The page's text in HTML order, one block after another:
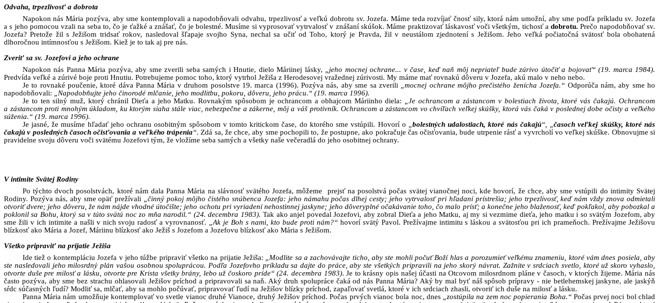
Odvaha, trpezlivosť a dobrota
Napokon nás Mária pozýva, aby sme kontemplovali a napodobňovali odvahu, trpezlivosť a veľkú dobrotu sv. Jozefa. Máme teda rozvíjať čnosť sily, ktorá nám umožní, aby sme podľa príkladu sv. Jozefa
a s jeho pomocou vzali na seba to, čo je ťažké a znášať, čo je bolestné. Musíme si vyprosovať vytrvalosť v znášaní skúšok. Máme praktizovať láskavosť voči všetkým, tichosť adobrotu.Prečo napodobňovať sv.
Jozefa? Pretože žil s Ježišom tridsať rokov, nasledoval šľapaje svojho Syna, nechal sa učiť od Toho, ktorý je Pravda, žil v neustálom zjednotení s Ježišom. Jeho veľká počiatočná svätosť bola obohatená
dlhoročnou intímnosťou s Ježišom. Kiež je to tak aj pre nás.
Zveriť sa sv. Jozefovi a jeho ochrane
Napokon nás Panna Mária pozýva, aby sme zverili seba samých i Hnutie, dielo Máriinej lásky, „jeho mocnej ochrane... v čase, keď naň môj nepriateľ bude zúrivo útočiť a bojovať“ (19. marca 1984).
Predvída veľké a zúrivé boje proti Hnutiu. Potrebujeme pomoc toho, ktorý vytrhol Ježiša z Herodesovej vražednej zúrivosti. My máme mať rovnakú dôveru v Jozefa, akú malo v neho nebo.
Je to rovnaké poučenie, ktoré dáva Panna Mária v druhom posolstve 19. marca (1996). Pozýva nás, aby sme sa zverili „mocnej ochrane môjho prečistého ženícha Jozefa.“ Odporúča nám, aby sme ho
napodobňovali: „Napodobňujte jeho činorodé mlčanie, jeho modlitbu, pokoru, dôveru, jeho prácu.“ (19. marca 1996).
Je to ten silný muž, ktorý chránil Dieťa a jeho Matku. Rovnakým spôsobom je ochrancom a obhajcom Máriinho diela: „Je ochrancom a zástancom v bolestiach života, ktoré vás čakajú. Ochrancom
a zástancom proti mnohým úkladom, ku ktorým siaha stále viac, nebezpečne a zákerne, môj a váš protivník. Ochrancom a zástancom vo chvíľach veľkej skúšky, ktorá vás čaká v poslednej dobe očisty a veľkého
súženia.“ (19. marca 1996).
Je jasné, že musíme hľadať jeho ochranu osobitným spôsobom v tomto kritickom čase, do ktorého sme vstúpili. Hovorí o „bolestných udalostiach, ktoré nás čakajú“, „časoch veľkej skúšky, ktoré nás
čakajú v posledných časoch očisťovania a veľkého trápenia“. Zdá sa, že chce, aby sme pochopili to, že postupne, ako pokračuje čas očisťovania, bude utrpenie rásť a vyvrcholí vo veľkej skúške. Obnovujme si
pravidelne svoju dôveru voči svätému Jozefovi tým, že vložíme seba samých a všetky naše večeradlá do jeho osobitnej ochrany.
V intimite Svätej Rodiny
Po týchto dvoch posolstvách, ktoré nám dala Panna Mária na slávnosť svätého Jozefa, môžeme prejsť na posolstvá počas svätej vianočnej noci, kde hovorí, že chce, aby sme vstúpili do intimity Svätej
Rodiny. Pozýva nás, aby sme opäť prežívali „činný pokoj môjho čistého snúbenca Jozefa: jeho námahu počas dlhej cesty; jeho vytrvalosť pri hľadaní prístrešia; jeho trpezlivosť, keď nám vždy znova odmietali
otvoriť dvere; jeho dôveru, že nám nájde vhodné útočište; jeho ochotu pri vyriadení nehostinnej jaskyne; jeho dôveryplné očakávanie toho, čo malo prísť; a konečne jeho blaženosť, keď pokľakol, aby pobozkal a
poklonil sa Bohu, ktorý sa v túto svätú noc zo mňa narodil.“ (24. decembra 1983). Tak ako anjel povedal Jozefovi, aby zobral Dieťa a jeho Matku, aj my si vezmime dieťa, jeho matku i so svätým Jozefom, aby
sme žili v ich intimite a našli v nich svoju radosť a vyrovnanosť. „Ak je Boh s nami, kto bude proti nám?“ hovorí svätý Pavol. Prežívajme intimitu s láskou a svätosťou pri ich prameňoch. Prežívajme Ježišovu
blízkosť ako Mária a Jozef, Máriinu blízkosť ako Ježiš s Jozefom a Jozefovu blízkosť ako Mária s Ježišom.
Všetko pripraviť na prijatie Ježiša
Ide tiež o kontempláciu Jozefa v jeho túžbe pripraviť všetko na prijatie Ježiša: „Modlite sa a zachovávajte ticho, aby ste mohli počuť Boží hlas a porozumieť veľkému znameniu, ktoré vám dnes posiela, aby
ste nasledovali jeho milosrdný plán vašou osobnou spoluprácou. Podľa Jozefovho príkladu sa dajte do práce, aby ste všetkých pripravili na jeho skorý návrat. Zažnite v srdciach svetlo, ktoré už skoro vyhaslo,
otvorte duše pre milosť a lásku, otvorte pre Krista všetky brány, lebo už čoskoro príde“ (24. decembra 1983). Je to krásny opis našej účasti na Otcovom milosrdnom pláne v časoch, v ktorých žijeme. Mária nás
často pozýva, aby sme bez strachu ohlasovali Ježišov príchod a pripravovali sa naň. Aký druh spolupráce čaká od nás Panna Mária? Aký by mal byť náš spôsob prípravy - nie betlehemskej jaskyne, ale jaskýň
sŕdc súčasných ľudí? Modliť sa, mlčať, aby sa mohlo počúvať, pripravovať ľudí na Ježišov blízky príchod, zapaľovať svetlá, ktoré v ich srdciach zhasli, otvoriť ich duše na milosť a lásku.
Panna Mária nám umožňuje kontemplovať vo svetle vianoc druhé Vianoce, druhý Ježišov príchod. Počas prvých vianoc bola noc, dnes „zostúpila na zem noc popierania Boha.“ Počas prvej noci bol chlad